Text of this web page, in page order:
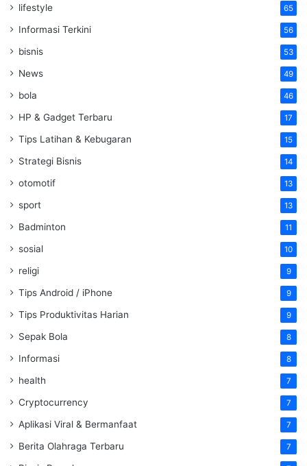
lifestyle 65
Informasi Terkini 56
bisnis 53
News 49
bola 46
HP & Gadget Terbaru 17
Tips Latihan & Kebugaran 15
Strategi Bisnis 14
otomotif 13
sport 13
Badminton 11
sosial 10
religi 9
Tips Android / iPhone 9
Tips Produktivitas Harian 9
Sepak Bola 8
Informasi 8
health 7
Cryptocurrency 7
Aplikasi Viral & Bermanfaat 7
Berita Olahraga Terbaru 7